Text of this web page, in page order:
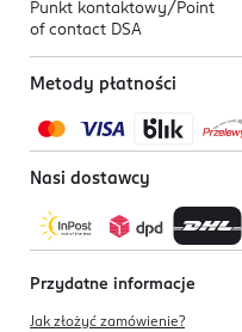
Punkt kontaktowy/ Point
of contact DSA
Metody płatności
Nasi dostawcy
Przydatne informacje
Jak złożyć zamówienie?